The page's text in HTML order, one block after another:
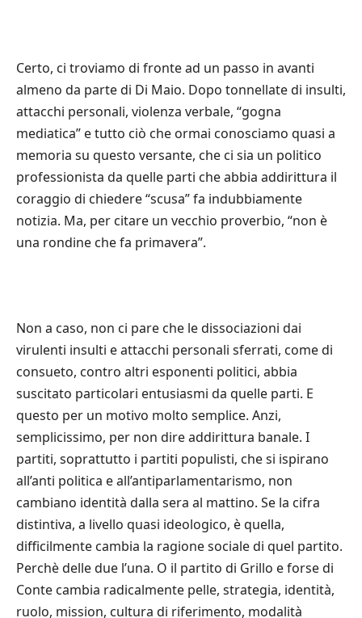
Certo, ci troviamo di fronte ad un passo in avanti
almeno da parte di Di Maio. Dopo tonnellate di insulti,
attacchi personali, violenza verbale, “gogna
mediatica” e tutto ciò che ormai conosciamo quasi a
memoria su questo versante, che ci sia un politico
professionista da quelle parti che abbia addirittura il
coraggio di chiedere “scusa” fa indubbiamente
notizia. Ma, per citare un vecchio proverbio, “non è
una rondine che fa primavera”.
Non a caso, non ci pare che le dissociazioni dai
virulenti insulti e attacchi personali sferrati, come di
consueto, contro altri esponenti politici, abbia
suscitato particolari entusiasmi da quelle parti. E
questo per un motivo molto semplice. Anzi,
semplicissimo, per non dire addirittura banale. I
partiti, soprattutto i partiti populisti, che si ispirano
all’anti politica e all’antiparlamentarismo, non
cambiano identità dalla sera al mattino. Se la cifra
distintiva, a livello quasi ideologico, è quella,
difficilmente cambia la ragione sociale di quel partito.
Perchè delle due l’una. O il partito di Grillo e forse di
Conte cambia radicalmente pelle, strategia, identità,
ruolo, mission, cultura di riferimento, modalità